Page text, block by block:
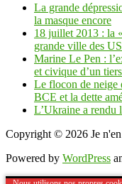
La grande
la masque encore
18 juillet 2013 : la
grande ville des
Marine Le Pen :
et civique d’un
Le flocon de neige
BCE et la dette
L’Ukraine a rendu
Copyright © 2026 Je
Powered by WordPress